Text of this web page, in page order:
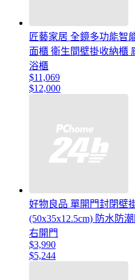
匠藝家居 全鏡多功能智
面櫃 衛生間壁掛收納櫃
浴櫃
$11,069
$12,000
好物良品 單開門封閉壁
(50x35x12.5cm) 防水防
右開門
$3,990
$5,244